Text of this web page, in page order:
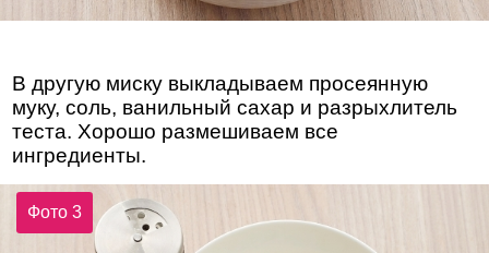
В другую миску выкладываем просеянную
муку, соль, ванильный сахар и разрыхлитель
теста. Хорошо размешиваем все
ингредиенты.
Фото 3